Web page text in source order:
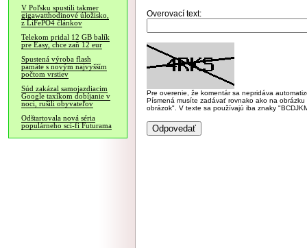
V Poľsku spustili takmer
gigawatthodinové úložisko,
z LiFePO4 článkov
Telekom pridal 12 GB balík
pre Easy, chce zaň 12 eur
Spustená výroba flash
pamäte s novým najvyšším
počtom vrstiev
Súd zakázal samojazdiacim
Google taxíkom dobíjanie v
noci, rušili obyvateľov
Odštartovala nová séria
populárneho sci-fi Futurama
Overovací text:
Pre overenie, že komentár sa nepridáva
Písmená musíte zadávať rovnako ako na
obrázok". V texte sa používajú iba znaky